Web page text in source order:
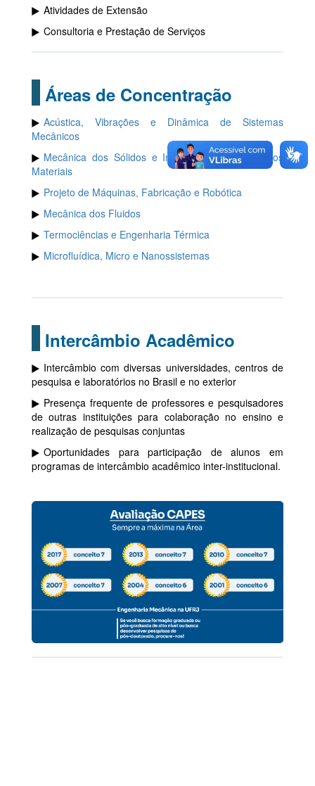
Atividades de Extensão
Consultoria e Prestação de Serviços
Áreas de Concentração
Acústica, Vibrações e Dinâmica de Sistemas
Mecânicos
Mecânica dos Sólidos e Integridade Mecânica dos
Materiais
Projeto de Máquinas, Fabricação e Robótica
Mecânica dos Fluidos
Termociências e Engenharia Térmica
Microfluídica, Micro e Nanossistemas
Intercâmbio Acadêmico
Intercâmbio com diversas universidades, centros de
pesquisa e laboratórios no Brasil e no exterior
Presença frequente de professores e pesquisadores
de outras instituições para colaboração no ensino e
realização de pesquisas conjuntas
Oportunidades para participação de alunos em
programas de intercâmbio acadêmico inter-institucional.